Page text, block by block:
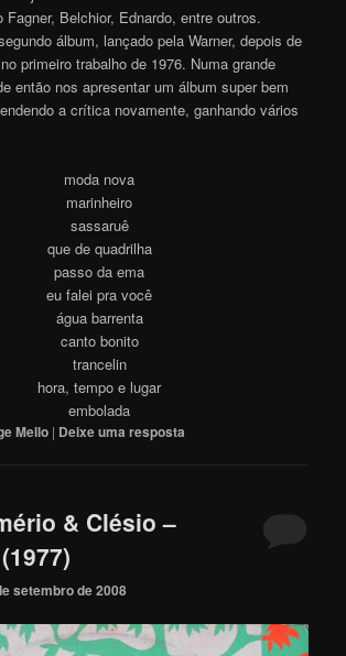
Fagner, Belchior, Ednardo, entre outros.
álbum, lançado pela Warner, depois de
primeiro trabalho de 1976. Numa grande
então nos apresentar um álbum super bem
a crítica novamente, ganhando vários
moda nova
marinheiro
sassaruê
que de quadrilha
passo da ema
eu falei pra você
água barrenta
canto bonito
trancelin
hora, tempo e lugar
embolada
Mello | Deixe uma resposta
& Clésio –
setembro de 2008